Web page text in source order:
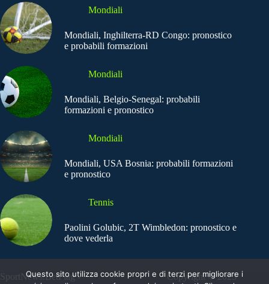
Mondiali
Mondiali, Inghilterra-RD Congo: pronostico
e probabili formazioni
Mondiali
Mondiali, Belgio-Senegal: probabili
formazioni e pronostico
Mondiali
Mondiali, USA Bosnia: probabili formazioni
e pronostico
Tennis
Paolini Golubic, 2T Wimbledon: pronostico e
dove vederla
SportNews.BetFlag -
Copyright © 2025
Questo sito utilizza cookie propri e di terzi per migliorare i